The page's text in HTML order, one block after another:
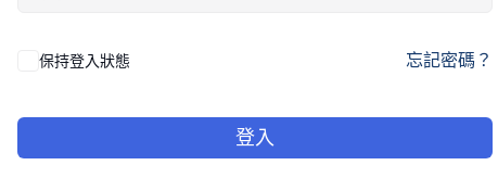
保持登入狀態 忘記密碼？
登入